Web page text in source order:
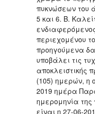
πυκνώσεων του
5 και 6. Β.
περιεχομένου
προηγούμενα
υποβάλει τις
αποκλειστικής
(105) ημερών, η
2019 ημέρα
ημερομηνία
είναι η 27-06-